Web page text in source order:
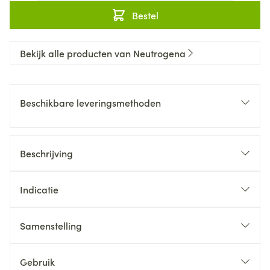
Bestel
Bekijk alle producten van Neutrogena
Beschikbare leveringsmethoden
Beschrijving
Indicatie
Samenstelling
Gebruik